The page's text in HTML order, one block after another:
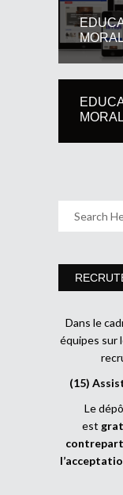
Dans le
équipes sur
(15)
Le
est